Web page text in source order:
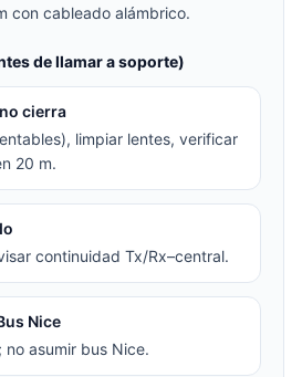
con cableado alámbrico.
de llamar a soporte)
cierra
limpiar lentes, verificar
20 m.
continuidad Tx/Rx–central.
Nice
no asumir bus Nice.